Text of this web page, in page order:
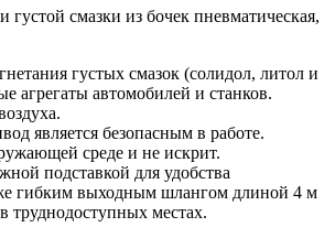
густой смазки из бочек пневматическая,
густых смазок (солидол, литол и
агрегаты автомобилей и станков.
является безопасным в работе.
среде и не искрит.
подставкой для удобства
гибким выходным шлангом длиной 4 м
труднодоступных местах.